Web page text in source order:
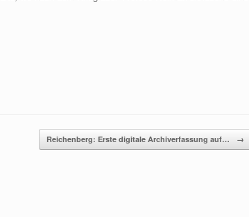
Reichenberg: Erste digitale Archiverfassung auf… →